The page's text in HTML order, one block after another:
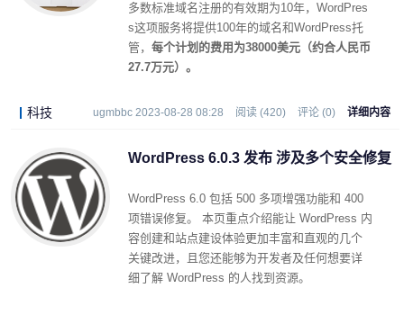
多数标准域名注册的有效期为10年，WordPres
s这项服务将提供100年的域名和WordPress托
管， 每个计划的费用为38000美元（约合人民币
27.7万元）。
科技 ugmbbc 2023-08-28 08:28 阅读 (420) 评论 (0) 详细内容
WordPress 6.0.3 发布 涉及多个安全修复
WordPress 6.0 包括 500 多项增强功能和 400
项错误修复。 本页重点介绍能让 WordPress 内
容创建和站点建设体验更加丰富和直观的几个
关键改进，且您还能够为开发者及任何想要详
细了解 WordPress 的人找到资源。